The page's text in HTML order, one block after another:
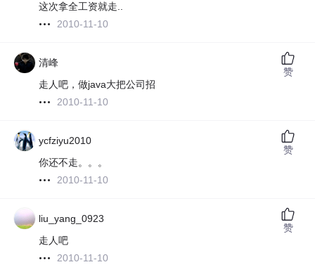
这次拿全工资就走..
2010-11-10
清峰
走人吧，做java大把公司招
2010-11-10
赞
ycfziyu2010
你还不走。。。
2010-11-10
赞
liu_yang_0923
走人吧
2010-11-10
赞